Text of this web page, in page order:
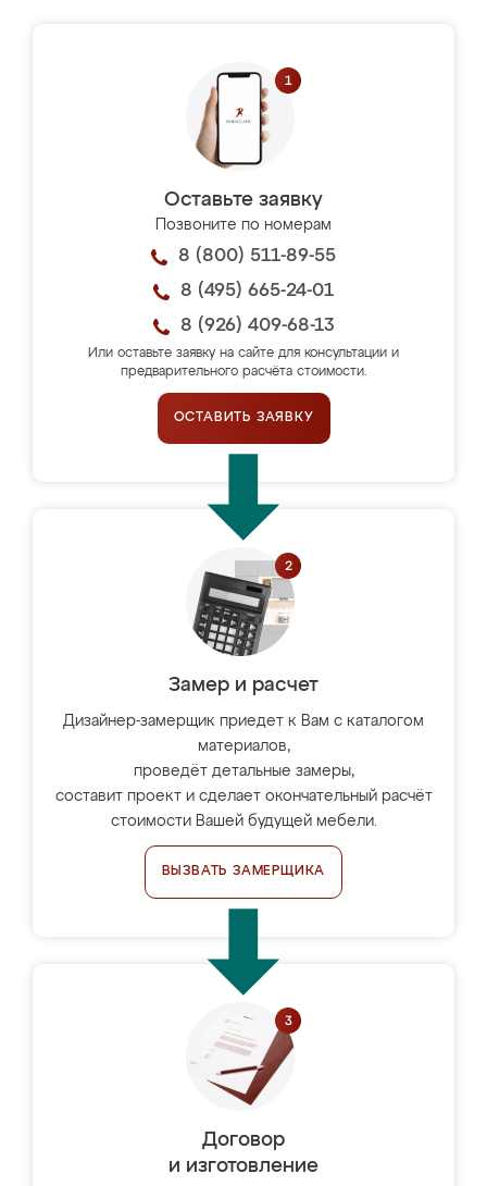
Оставьте заявку
Позвоните по номерам
8 (800) 511-89-55
8 (495) 665-24-01
8 (926) 409-68-13
Или оставьте заявку на сайте для консультации и
предварительного расчёта стоимости.
ОСТАВИТЬ ЗАЯВКУ
Замер и расчет
Дизайнер-замерщик приедет к Вам с каталогом
материалов,
проведёт детальные замеры,
составит проект и сделает окончательный расчёт
стоимости Вашей будущей мебели.
ВЫЗВАТЬ ЗАМЕРЩИКА
Договор
и изготовление